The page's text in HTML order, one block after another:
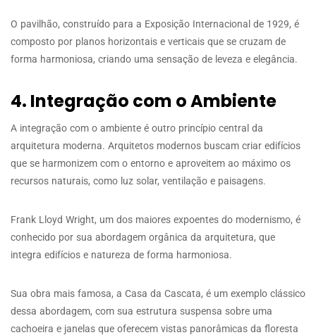
O pavilhão, construído para a Exposição Internacional de 1929, é
composto por planos horizontais e verticais que se cruzam de
forma harmoniosa, criando uma sensação de leveza e elegância.
4. Integração com o Ambiente
A integração com o ambiente é outro princípio central da
arquitetura moderna. Arquitetos modernos buscam criar edifícios
que se harmonizem com o entorno e aproveitem ao máximo os
recursos naturais, como luz solar, ventilação e paisagens.
Frank Lloyd Wright, um dos maiores expoentes do modernismo, é
conhecido por sua abordagem orgânica da arquitetura, que
integra edifícios e natureza de forma harmoniosa.
Sua obra mais famosa, a Casa da Cascata, é um exemplo clássico
dessa abordagem, com sua estrutura suspensa sobre uma
cachoeira e janelas que oferecem vistas panorâmicas da floresta